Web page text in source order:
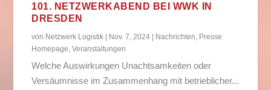
101. NETZWERKABEND BEI WWK IN
DRESDEN
von Netzwerk Logistik | Nov. 7, 2024 | Nachrichten Presse
Homepage ,Veranstaltungen
Welche Auswirkungen Unachtsamkeiten oder
Versäumnisse im Zusammenhang mit betrieblicher...